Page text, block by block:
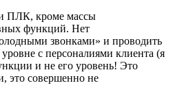
ПЛК, кроме массы
функций. Нет
звонками» и проводить
с персоналиями клиента (я
и не его уровень! Это
совершенно не